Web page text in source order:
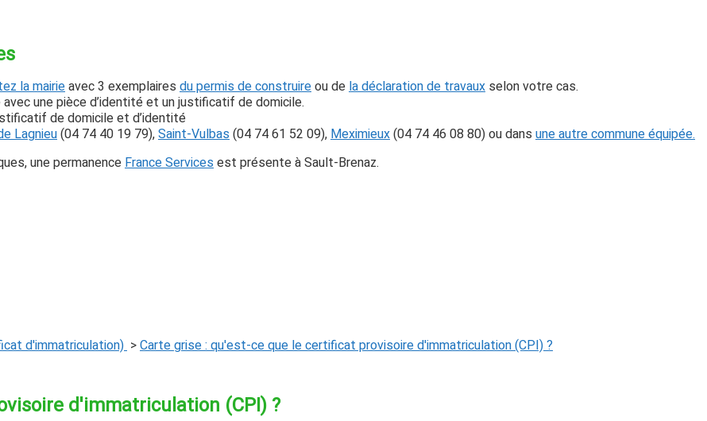
la mairieavec 3 exemplaires du permis de construireou de la déclaration de travaux selon votre cas.
une pièce d’identité et un justificatif de domicile.
de domicile et d’identité
Lagnieu(04 74 40 19 79),Saint-Vulbas (04 74 61 52 09), Meximieux(04 74 46 08 80) ou dans une autre commune équipée.
une permanence France Services est présente à Sault-Brenaz.
d'immatriculation) >Carte grise : qu'est-ce que le certificat provisoire d'immatriculation (CPI) ?
d'immatriculation (CPI) ?